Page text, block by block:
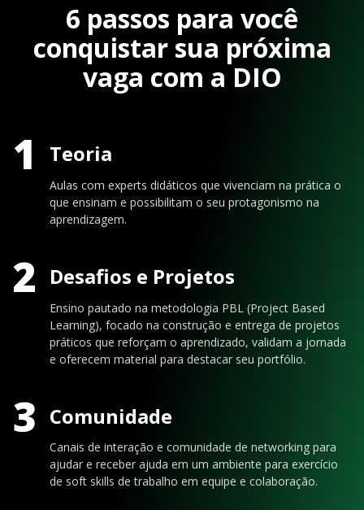
6 passos para você
conquistar sua próxima
vaga com a DIO
1 Teoria
Aulas com experts didáticos que vivenciam na prática o
que ensinam e possibilitam o seu protagonismo na
aprendizagem.
2 Desafios e Projetos
Ensino pautado na metodologia PBL (Project Based
Learning), focado na construção e entrega de projetos
práticos que reforçam o aprendizado, validam a jornada
e oferecem material para destacar seu portfólio.
3 Comunidade
Canais de interação e comunidade de networking para
ajudar e receber ajuda em um ambiente para exercício
de soft skills de trabalho em equipe e colaboração.